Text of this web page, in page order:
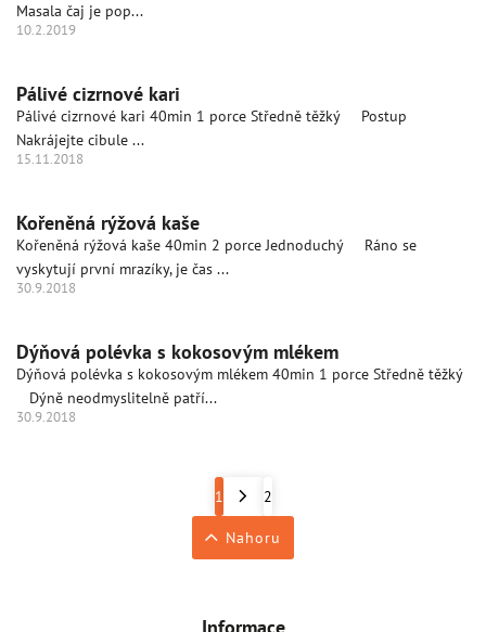
10.2.2019
Masala čaj je pop...
Pálivé cizrnové kari
15.11.2018
Pálivé cizrnové kari 40min 1 porce Středně těžký Postup
Nakrájejte cibule ...
Kořeněná rýžová kaše
30.9.2018
Kořeněná rýžová kaše 40min 2 porce Jednoduchý Ráno se
vyskytují první mrazíky, je čas ...
Dýňová polévka s kokosovým mlékem
30.9.2018
Dýňová polévka s kokosovým mlékem 40min 1 porce Středně těžký
Dýně neodmyslitelně patří...
1 2
Nahoru
Informace